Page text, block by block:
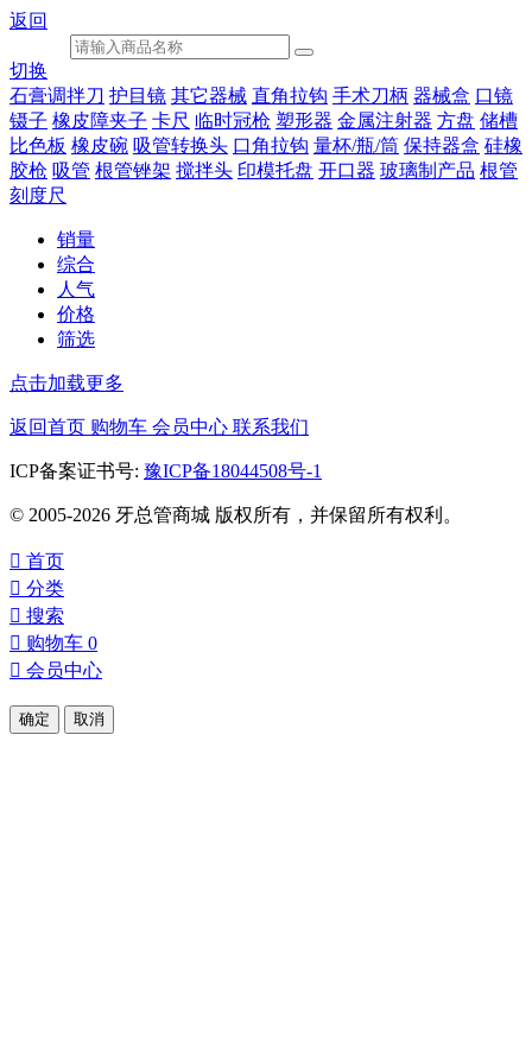
返回
切换
石膏调拌刀 护目镜 其它器械 直角拉钩 手术刀柄 器械盒 口镜
镊子 橡皮障夹子 卡尺 临时冠枪 塑形器 金属注射器 方盘 储槽
比色板 橡皮碗 吸管转换头 口角拉钩 量杯/瓶/筒 保持器盒 硅橡
胶枪 吸管 根管锉架 搅拌头 印模托盘 开口器 玻璃制产品 根管
刻度尺
销量
综合
人气
价格
筛选
点击加载更多
返回首页 购物车 会员中心 联系我们
ICP备案证书号: 豫ICP备18044508号-1
© 2005-2026 牙总管商城 版权所有，并保留所有权利。
 首页
 分类
 搜索
 购物车 0
 会员中心
确定 取消